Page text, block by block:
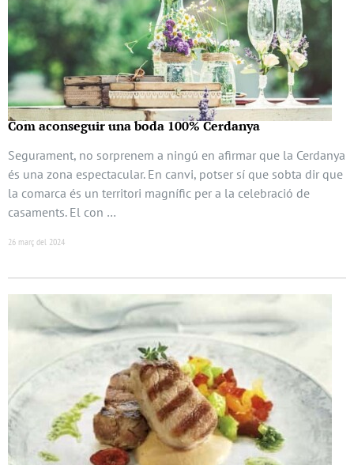
Com aconseguir una boda 100% Cerdanya
Segurament, no sorprenem a ningú en afirmar que la Cerdanya
és una zona espectacular. En canvi, potser sí que sobta dir que
la comarca és un territori magnífic per a la celebració de
casaments. El con …
26 març del 2024